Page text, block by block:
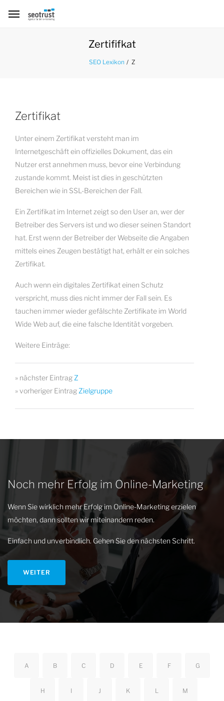
Zertififkat
SEO Lexikon Z
Zertifikat
Unter einem Zertifikat versteht man im
Internetgeschäft ein offizielles Dokument, das ein
Nutzer erst annehmen muss, bevor eine Verbindung
zustande kommt. Meist ist dies in geschützten
Bereichen wie in SSL-Bereichen der Fall.
Ein Zertifikat im Internet zeigt so den User an, wer der
Betreiber des Servers ist und wo dieser seinen Standort
hat. Erst wenn der Betreiber der Webseite die Angaben
mittels eines Zeugen bestätigt hat, erhält er ein solches
Zertifikat.
Auch wenn ein digitales Zertifikat einen Schutz
verspricht, muss dies nicht immer der Fall sein. Es
tauchen immer wieder gefälschte Zertifikate im World
Wide Web auf, die eine falsche Identität vorgeben.
Weitere Einträge:
» nächster Eintrag Z
» vorheriger Eintrag Zielgruppe
Noch mehr Erfolg im Online-Marketing
Wenn Sie wirklich mehr Erfolg im Online-Marketing erzielen
möchten, dann sollten wir miteinandern reden.
Einfach und unverbindlich. Gehen Sie den nächsten Schritt.
WEITER
A B C D E F G
H I J K L M